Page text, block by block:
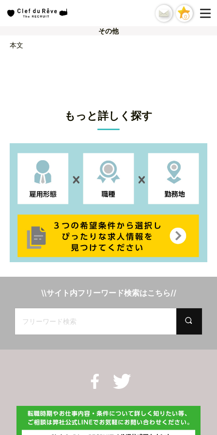
0
その他
本文
もっと詳しく探す
\\サイト内フリーワード検索はこちら//